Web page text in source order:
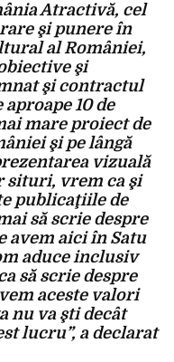
Atractivă, cel
şi punere în
al României,
şi
şi contractul
10 de
mare proiect de
şi pe lângă
vizuală
situri, vrem ca şi
publicaţiile de
să scrie despre
avem aici în Satu
aduce inclusiv
să scrie despre
aceste valori
nu va şti decât
lucru”, a declarat